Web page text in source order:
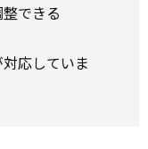
できる
応していま